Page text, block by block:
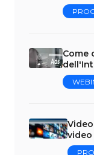
Come
video